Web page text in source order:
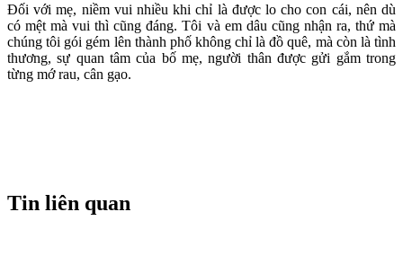
Đối với mẹ, niềm vui nhiều khi chỉ là được lo cho con cái, nên dù
có mệt mà vui thì cũng đáng. Tôi và em dâu cũng nhận ra, thứ mà
chúng tôi gói gém lên thành phố không chỉ là đồ quê, mà còn là tình
thương, sự quan tâm của bố mẹ, người thân được gửi gắm trong
từng mớ rau, cân gạo.
Tin liên quan